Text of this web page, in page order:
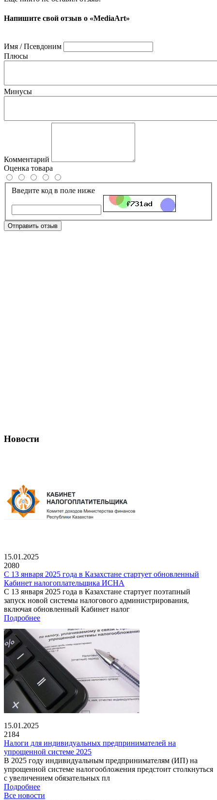
Напишите свой отзыв о «MediaArt»
Имя / Псевдоним
Плюсы
Минусы
Комментарий
Оценка товара
Введите код в поле ниже
Отправить отзыв
Новости
15.01.2025
2080
С 13 января 2025 года в Казахстане стартует обновленный
Кабинет налогоплательщика ИСНА
С 13 января 2025 года в Казахстане стартует поэтапный
запуск новой системы налогового администрирования,
включая обновленный Кабинет налог
Подробнее
15.01.2025
2184
Налоги для индивидуальных предпринимателей на
упрощенной системе 2025
В 2025 году индивидуальным предпринимателям (ИП) на
упрощенной системе налогообложения предстоит столкнуться
с увеличением обязательных пл
Подробнее
Все новости